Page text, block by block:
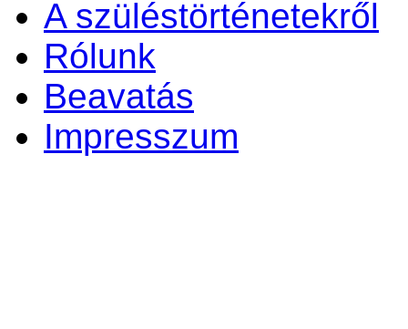
A szüléstörténetekről
Rólunk
Beavatás
Impresszum